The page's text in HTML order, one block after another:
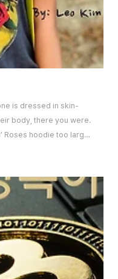
is dressed in skin-
body, there you were.
Roses hoodie too large
Guns N’ Roses?” I
an actual bartender?